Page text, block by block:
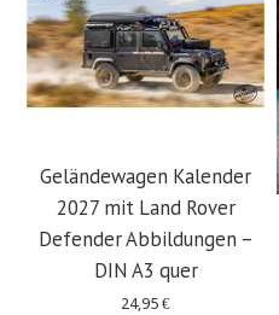
Geländewagen Kalender
2027 mit Land Rover
Defender Abbildungen –
DIN A3 quer
24,95€